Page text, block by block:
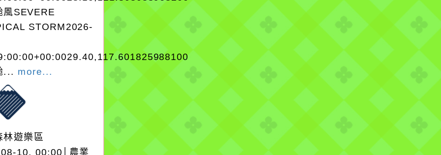
風SEVERE
STORM2026-
... more...
林遊樂區
10, 00:00│農業